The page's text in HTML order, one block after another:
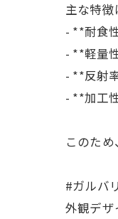
主な特徴
- **耐食
- **軽量
- **反射
- **加工
このた
#ガルバ
外観デ